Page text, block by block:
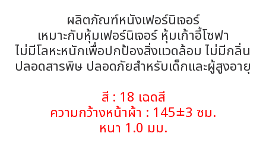
ผลิตภัณฑ์หนังเฟอร์นิเจอร์
เหมาะกับหุ้มเฟอร์นิเจอร์ หุ้มเก้าอี้โซฟา
ไม่มีโลหะหนักเพื่อปกป้องสิ่งแวดล้อม ไม่มีกลิ่น
ปลอดสารพิษ ปลอดภัยสำหรับเด็กและผู้สูงอายุ
สี : 18 เฉดสี
ความกว้างหน้าผ้า : 145±3 ซม.
หนา 1.0 มม.